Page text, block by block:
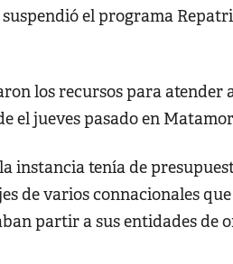
el programa
los recursos para atender
el jueves pasado en
instancia tenía de
de varios connacionales
partir a sus entidades de